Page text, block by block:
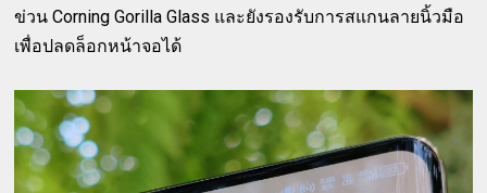
ข่วน Corning Gorilla Glass และยังรองรับการสแกนลายนิ้วมือ
เพื่อปลดล็อกหน้าจอได้